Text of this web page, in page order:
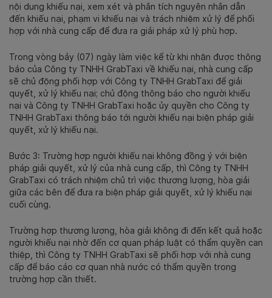
nội dung khiếu nại, xem xét và phân tích nguyên nhân dẫn
đến khiếu nại, phạm vi khiếu nại và trách nhiệm xử lý để phối
hợp với nhà cung cấp để đưa ra giải pháp xử lý phù hợp.
Trong vòng bảy (07) ngày làm việc kể từ khi nhận được thông
báo của Công ty TNHH GrabTaxi về khiếu nại, nhà cung cấp
sẽ chủ động phối hợp với Công ty TNHH GrabTaxi để giải
quyết, xử lý khiếu nại; chủ động thông báo cho người khiếu
nại và Công ty TNHH GrabTaxi hoặc ủy quyền cho Công ty
TNHH GrabTaxi thông báo tới người khiếu nại biện pháp giải
quyết, xử lý khiếu nại.
Bước 3: Trường hợp người khiếu nại không đồng ý với biện
pháp giải quyết, xử lý của nhà cung cấp, thì Công ty TNHH
GrabTaxi có trách nhiệm chủ trì việc thương lượng, hòa giải
giữa các bên để đưa ra biện pháp giải quyết, xử lý khiếu nại
cuối cùng.
Trường hợp thương lượng, hòa giải không đi đến kết quả hoặc
người khiếu nại nhờ đến cơ quan pháp luật có thẩm quyền can
thiệp, thì Công ty TNHH GrabTaxi sẽ phối hợp với nhà cung
cấp để báo cáo cơ quan nhà nước có thẩm quyền trong
trường hợp cần thiết.